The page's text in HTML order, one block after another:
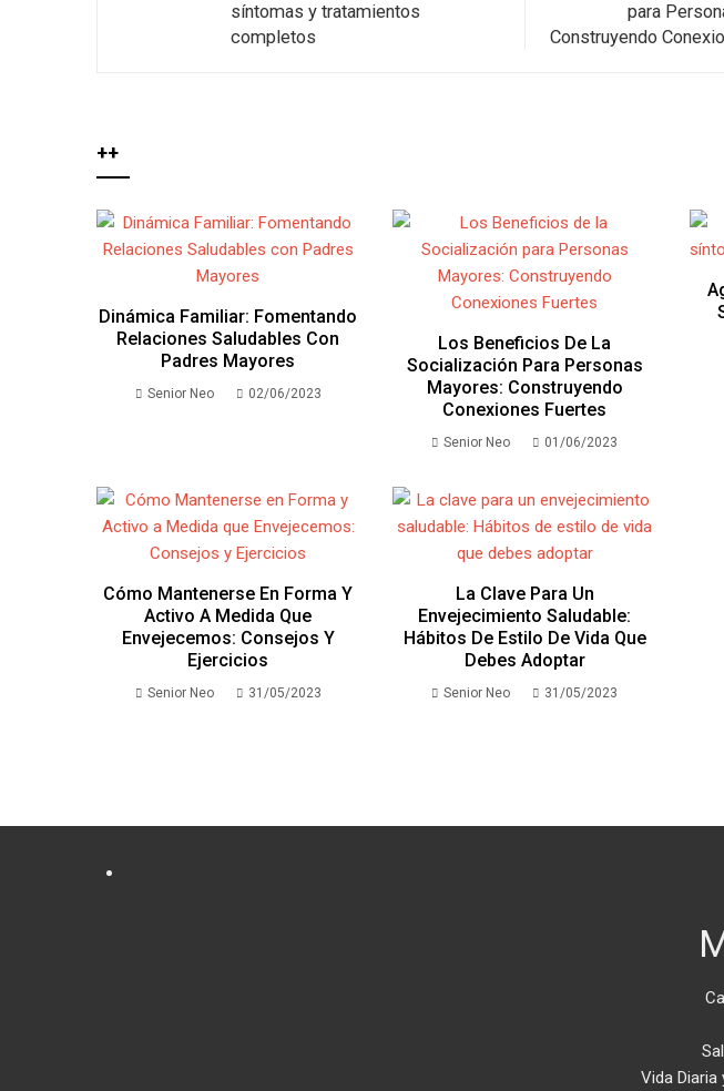
síntomas y tratamientos
completos
para
Construyendo
++
Dinámica Familiar: Fomentando
Relaciones Saludables Con
Padres Mayores
Senior Neo 02/06/2023
Los Beneficios De La
Socialización Para Personas
Mayores: Construyendo
Conexiones Fuertes
Senior Neo 01/06/2023
Cómo Mantenerse En Forma Y
Activo A Medida Que
Envejecemos: Consejos Y
Ejercicios
Senior Neo 31/05/2023
La Clave Para Un
Envejecimiento Saludable:
Hábitos De Estilo De Vida Que
Debes Adoptar
Senior Neo 31/05/2023
Vida